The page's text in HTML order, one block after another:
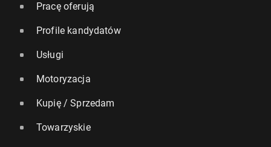
Pracę oferują
Profile kandydatów
Usługi
Motoryzacja
Kupię / Sprzedam
Towarzyskie